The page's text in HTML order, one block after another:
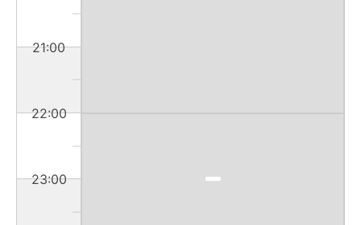
21:00
22:00
23:00